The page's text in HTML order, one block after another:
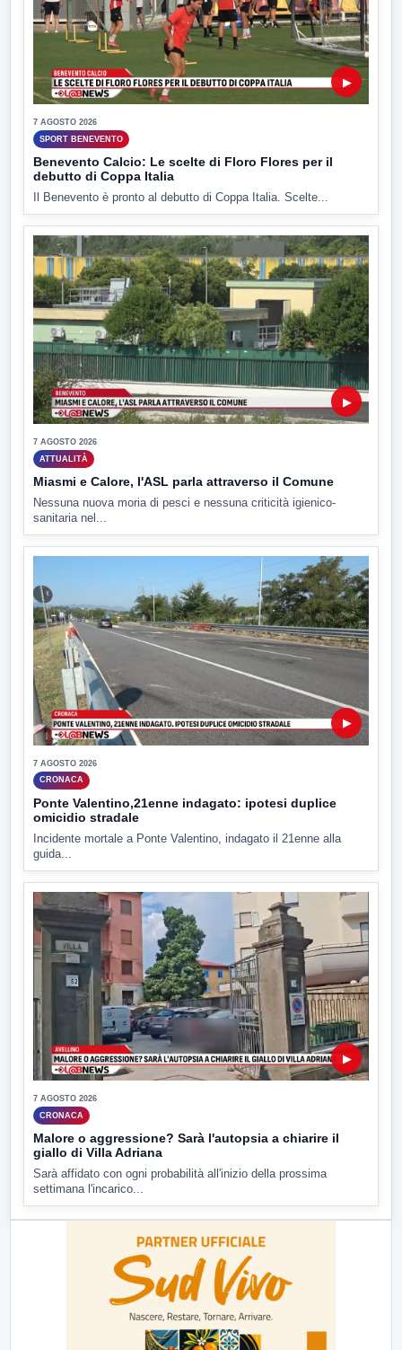
▶
7 AGOSTO 2026
SPORT BENEVENTO
Benevento Calcio: Le scelte di Floro Flores per il
debutto di Coppa Italia
Il Benevento è pronto al debutto di Coppa Italia. Scelte...
▶
7 AGOSTO 2026
ATTUALITÀ
Miasmi e Calore, l'ASL parla attraverso il Comune
Nessuna nuova moria di pesci e nessuna criticità igienico-
sanitaria nel...
▶
7 AGOSTO 2026
CRONACA
Ponte Valentino,21enne indagato: ipotesi duplice
omicidio stradale
Incidente mortale a Ponte Valentino, indagato il 21enne alla
guida...
▶
7 AGOSTO 2026
CRONACA
Malore o aggressione? Sarà l'autopsia a chiarire il
giallo di Villa Adriana
Sarà affidato con ogni probabilità all'inizio della prossima
settimana l'incarico...